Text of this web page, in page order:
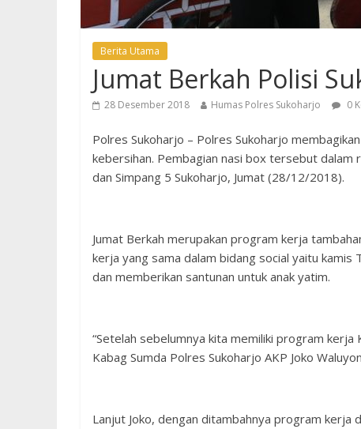
Berita Utama
Jumat Berkah Polisi
28 Desember 2018 Humas Polres Sukoharjo 0
Polres Sukoharjo – Polres Sukoharjo
kebersihan. Pembagian nasi box tersebut dalam
dan Simpang 5 Sukoharjo, Jumat (28/12/2018).
Jumat Berkah merupakan program kerja
kerja yang sama dalam bidang social yaitu
dan memberikan santunan untuk anak yatim.
“Setelah sebelumnya kita memiliki program kerja
Kabag Sumda Polres Sukoharjo AKP Joko
Lanjut Joko, dengan ditambahnya program kerja